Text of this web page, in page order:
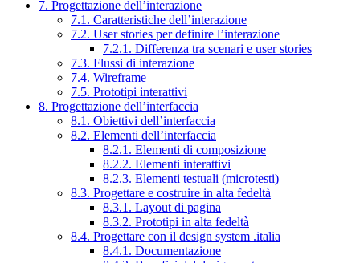
7. Progettazione dell’interazione
7.1. Caratteristiche dell’interazione
7.2. User stories per definire l’interazione
7.2.1. Differenza tra scenari e user stories
7.3. Flussi di interazione
7.4. Wireframe
7.5. Prototipi interattivi
8. Progettazione dell’interfaccia
8.1. Obiettivi dell’interfaccia
8.2. Elementi dell’interfaccia
8.2.1. Elementi di composizione
8.2.2. Elementi interattivi
8.2.3. Elementi testuali (microtesti)
8.3. Progettare e costruire in alta fedeltà
8.3.1. Layout di pagina
8.3.2. Prototipi in alta fedeltà
8.4. Progettare con il design system .italia
8.4.1. Documentazione